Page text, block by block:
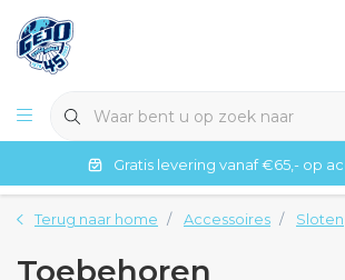
Gratis levering vanaf €65,- op
Terug naar home Accessoires Sloten
Toebehoren